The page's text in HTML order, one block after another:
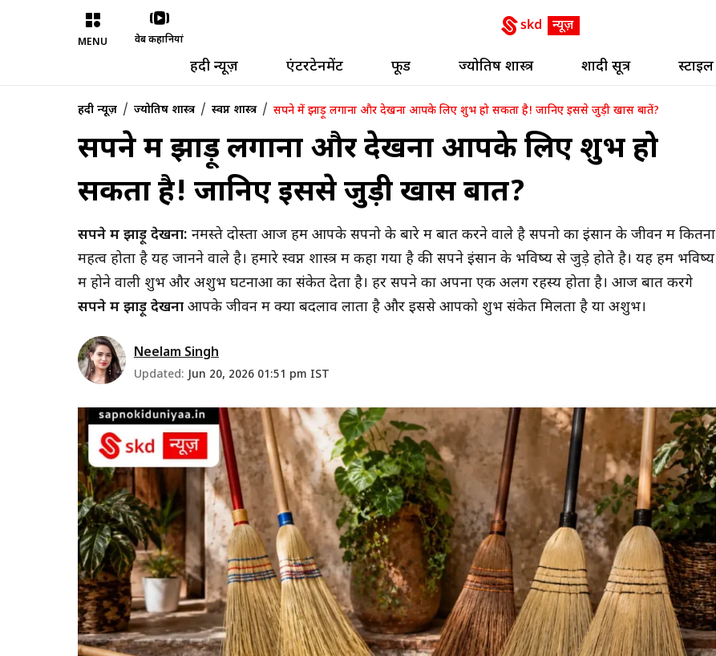
MENU वेब कहानियां
हिंदी न्यूज़ एंटरटेनमेंट फूड ज्योतिष शास्त्र शादी सूत्र स्टाइल
हिंदी न्यूज़ / ज्योतिष शास्त्र / स्वप्न शास्त्र / सपने में झाड़ू लगाना और देखना आपके लिए शुभ हो सकता है! जानिए इससे जुड़ी खास बातें?
सपने में झाड़ू लगाना और देखना आपके लिए शुभ हो
सकता है! जानिए इससे जुड़ी खास बातें?
सपने में झाड़ू देखना: नमस्ते दोस्तों आज हम आपके सपनो के बारे में बात करने वाले है सपनो का इंसान के जीवन में कितना
महत्व होता है यह जानने वाले है। हमारे स्वप्न शास्त्र में कहा गया है की सपने इंसान के भविष्य से जुड़े होते है। यह हमें भविष्य
में होने वाली शुभ और अशुभ घटनाओं का संकेत देता है। हर सपने का अपना एक अलग रहस्य होता है। आज बात करेंगे
सपने में झाड़ू देखना आपके जीवन में क्या बदलाव लाता है और इससे आपको शुभ संकेत मिलता है या अशुभ।
Neelam Singh
Updated: Jun 20, 2026 01:51 pm IST